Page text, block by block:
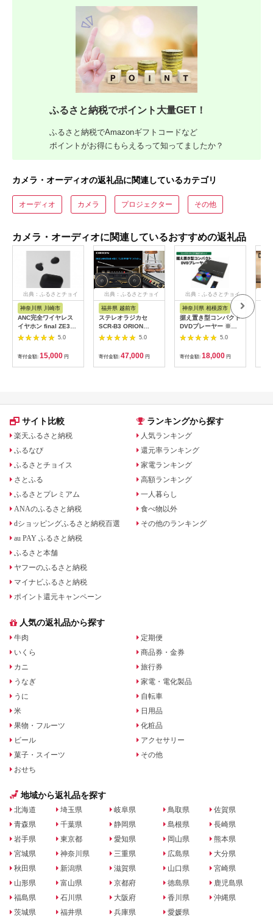
ふるさと納税でポイント大量GET！
ふるさと納税でAmazonギフトコードなど
ポイントがお得にもらえるって知ってましたか？
カメラ・オーディオの返礼品に関連しているカテゴリ
オーディオ カメラ プロジェクター その他
カメラ・オーディオに関連しているおすすめの返礼品
出典：ふるさとチョイ
神奈川県 川崎市
ANC完全ワイヤレス
イヤホン final ZE300
ZE3000の小型モデル
/ノイズキャンセリン
グ/ノイキャン/外音取
り込み/マイク付き
【カラー選択可】
5.0
寄付金額: 15,000 円
出典：ふるさとチョイ
福井県 越前市
ステレオラジカセ
SCR-B3 ORION
Bluetooth機能搭載
カラー：ブラック・ホ
5.0
寄付金額: 47,000 円
出典：ふるさとチョイ
神奈川県 相模原市
据え置き型コンパクト
DVDプレーヤー ※離
島への配送不可5.0
寄付金額: 18,000 円
サイト比較
楽天ふるさと納税
ふるなび
ふるさとチョイス
さとふる
ふるさとプレミアム
ANAのふるさと納税
dショッピングふるさと納税百選
au PAY ふるさと納税
ふるさと本舗
ヤフーのふるさと納税
マイナビふるさと納税
ポイント還元キャンペーン
ランキングから探す
人気ランキング
還元率ランキング
家電ランキング
高額ランキング
一人暮らし
食べ物以外
その他のランキング
人気の返礼品から探す
牛肉
いくら
カニ
うなぎ
うに
米
果物・フルーツ
ビール
菓子・スイーツ
おせち
定期便
商品券・金券
旅行券
家電・電化製品
自転車
日用品
化粧品
アクセサリー
その他
地域から返礼品を探す
北海道
青森県
岩手県
宮城県
秋田県
山形県
福島県
茨城県
埼玉県
千葉県
東京都
神奈川県
新潟県
富山県
石川県
福井県
岐阜県
静岡県
愛知県
三重県
滋賀県
京都府
大阪府
兵庫県
鳥取県
島根県
岡山県
広島県
山口県
徳島県
香川県
愛媛県
佐賀県
長崎県
熊本県
大分県
宮崎県
鹿児島県
沖縄県